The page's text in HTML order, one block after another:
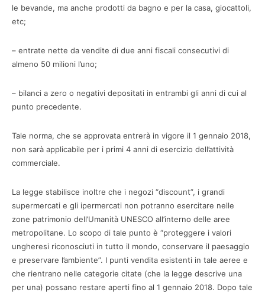
le bevande, ma anche prodotti da bagno e per la casa, giocattoli,
etc;
– entrate nette da vendite di due anni fiscali consecutivi di
almeno 50 milioni l’uno;
– bilanci a zero o negativi depositati in entrambi gli anni di cui al
punto precedente.
Tale norma, che se approvata entrerà in vigore il 1 gennaio 2018,
non sarà applicabile per i primi 4 anni di esercizio dell’attività
commerciale.
La legge stabilisce inoltre che i negozi “discount”, i grandi
supermercati e gli ipermercati non potranno esercitare nelle
zone patrimonio dell’Umanità UNESCO all’interno delle aree
metropolitane. Lo scopo di tale punto è “proteggere i valori
ungheresi riconosciuti in tutto il mondo, conservare il paesaggio
e preservare l’ambiente”. I punti vendita esistenti in tale aeree e
che rientrano nelle categorie citate (che la legge descrive una
per una) possano restare aperti fino al 1 gennaio 2018. Dopo tale